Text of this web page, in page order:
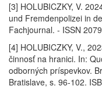
[3] HOLUBICZKY, V.
und Fremdenpolizei in
Fachjournal. - ISSN
[4] HOLUBICZKY, V.,
činnosť na hranici. In:
odborných príspevkov.
Bratislave, s. 96-102.